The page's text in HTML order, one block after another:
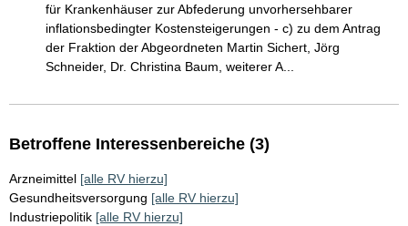
für Krankenhäuser zur Abfederung unvorhersehbarer
inflationsbedingter Kostensteigerungen - c) zu dem Antrag
der Fraktion der Abgeordneten Martin Sichert, Jörg
Schneider, Dr. Christina Baum, weiterer A...
Betroffene Interessenbereiche (3)
Arzneimittel [alle RV hierzu]
Gesundheitsversorgung [alle RV hierzu]
Industriepolitik [alle RV hierzu]